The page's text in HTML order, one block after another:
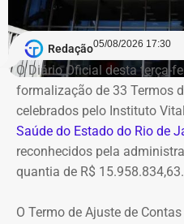
Queimados.
Segundo o Ministério
das despesas realizadas
devidamente comprovada.
irregulares em 2021, e a
de 2024, quando o tribunal
pelo deputado.
quatro valores, que somam
Redação05/08/2026 17:30
O Diário Oficial desta terça-
formalização de 33 Termos
celebrados pelo Instituto
Saúde do Estado do Rio de
reconhecidos pela
quantia de R$ 15.958.834,63.
O Termo de Ajuste de